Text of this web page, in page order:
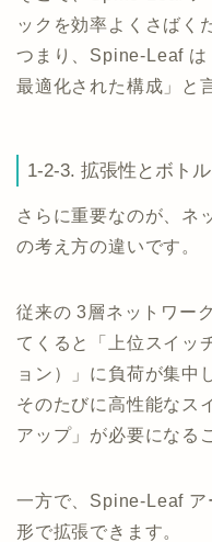
ックを効率よくさばく
つまり、Spine-Leaf は
最適化された構成」と
1-2-3. 拡張性とボト
さらに重要なのが、ネ
の考え方の違いです。
従来の 3層ネットワー
てくると「上位スイッ
ョン）」に負荷が集中
そのたびに高性能なス
アップ」が必要になる
一方で、Spine-Leaf ア
形で拡張できます。